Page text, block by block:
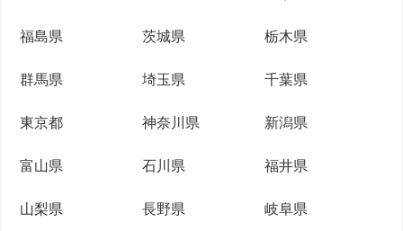
福島県 茨城県 栃木県
群馬県 埼玉県 千葉県
東京都 神奈川県 新潟県
富山県 石川県 福井県
山梨県 長野県 岐阜県